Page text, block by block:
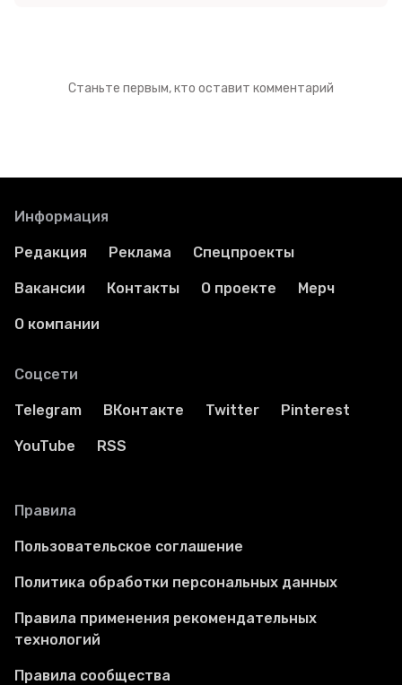
Станьте первым, кто оставит комментарий
Информация
Редакция Реклама Спецпроекты
Вакансии Контакты О проекте Мерч
О компании
Соцсети
Telegram ВКонтакте Twitter Pinterest
YouTube RSS
Правила
Пользовательское соглашение
Политика обработки персональных данных
Правила применения рекомендательных
технологий
Правила сообщества